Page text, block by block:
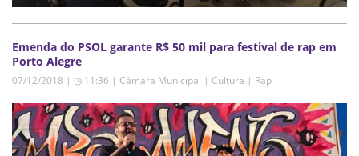
Emenda do PSOL garante R$ 50 mil para festival de rap em
Porto Alegre
07/12/2018 | ◷ 11:36 | Câmara Municipal | Cultura | Rap